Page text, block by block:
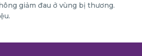
giảm đau ở vùng bị thương.